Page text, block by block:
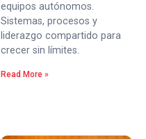
equipos autónomos.
Sistemas, procesos y
liderazgo compartido para
crecer sin límites.
Read More »